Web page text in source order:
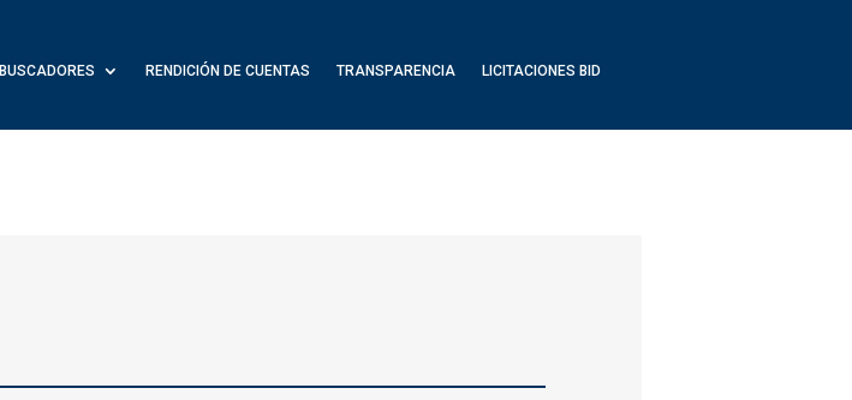
BUSCADORES RENDICIÓN DE CUENTAS TRANSPARENCIA LICITACIONES BID